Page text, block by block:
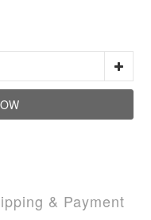
& Payment